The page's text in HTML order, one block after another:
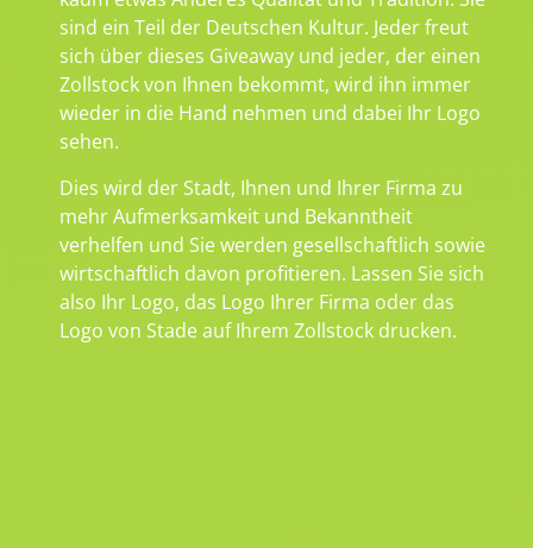
sind ein Teil der Deutschen Kultur. Jeder freut
sich über dieses Giveaway und jeder, der einen
Zollstock von Ihnen bekommt, wird ihn immer
wieder in die Hand nehmen und dabei Ihr Logo
sehen.
Dies wird der Stadt, Ihnen und Ihrer Firma zu
mehr Aufmerksamkeit und Bekanntheit
verhelfen und Sie werden gesellschaftlich sowie
wirtschaftlich davon profitieren. Lassen Sie sich
also Ihr Logo, das Logo Ihrer Firma oder das
Logo von Stade auf Ihrem Zollstock drucken.